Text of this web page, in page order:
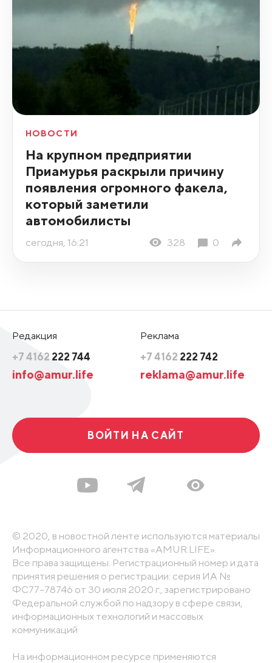
НОВОСТИ
На крупном предприятии
Приамурья раскрыли причину
появления огромного факела,
который заметили
автомобилисты
сегодня, 16:21 328 0
Редакция
+7 4162 222 744
info@amur.life
Реклама
+7 4162 222 742
reklama@amur.life
ВОЙТИ НА САЙТ
© 2020, в новостной ленте используются материалы
Информационного агентства «AMUR.LIFE».
Все права защищены. Регистрационный номер и дата
принятия решения о регистрации: серия ИА №
ФС77-78746 от 30 июля 2020 г., зарегистрировано
Федеральной службой по надзору в сфере связи,
информационных технологий и массовых
коммуникаций
На информационном ресурсе применяются